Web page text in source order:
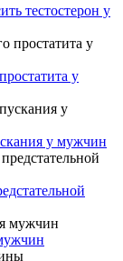
тестостерон у
у
у мужчин